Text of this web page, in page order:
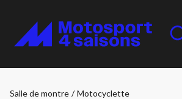
Salle de montre / Motocyclette